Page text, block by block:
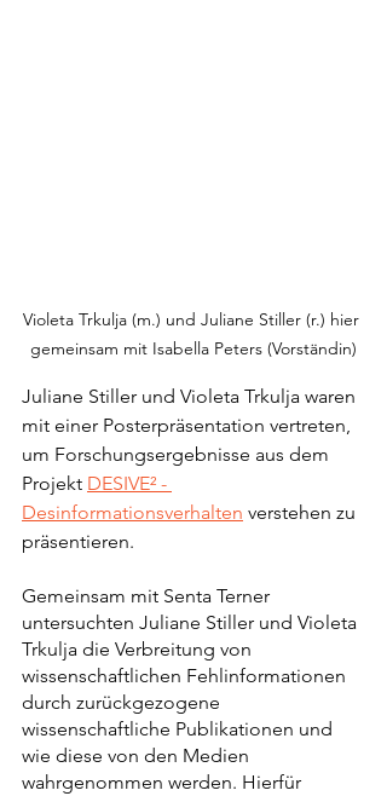
Violeta Trkulja (m.) und Juliane Stiller (r.) hier
gemeinsam mit Isabella Peters (Vorständin)
Juliane Stiller und Violeta Trkulja waren
mit einer Posterpräsentation vertreten,
um Forschungsergebnisse aus dem
Projekt DESIVE² -
Desinformationsverhalten verstehen zu
präsentieren.
Gemeinsam mit Senta Terner
untersuchten Juliane Stiller und Violeta
Trkulja die Verbreitung von
wissenschaftlichen Fehlinformationen
durch zurückgezogene
wissenschaftliche Publikationen und
wie diese von den Medien
wahrgenommen werden. Hierfür